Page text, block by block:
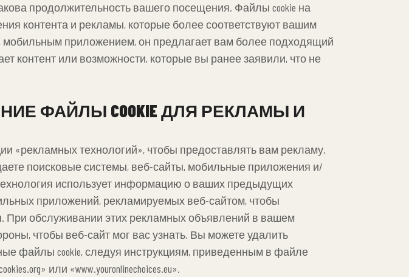
продолжительность вашего посещения. Файлы cookie на
контента и рекламы, которые более соответствуют вашим
мобильным приложением, он предлагает вам более подходящий
контент или возможности, которые вы ранее заявили, что не
ФАЙЛЫ COOKIE ДЛЯ РЕКЛАМЫ И
«рекламных технологий», чтобы предоставлять вам рекламу,
поисковые системы, веб-сайты, мобильные приложения и/
использует информацию о ваших предыдущих
приложений, рекламируемых веб-сайтом, чтобы
обслуживании этих рекламных объявлений в вашем
чтобы веб-сайт мог вас узнать. Вы можете удалить
файлы cookie, следуя инструкциям, приведенным в файле
или «www.youronlinechoices.eu».